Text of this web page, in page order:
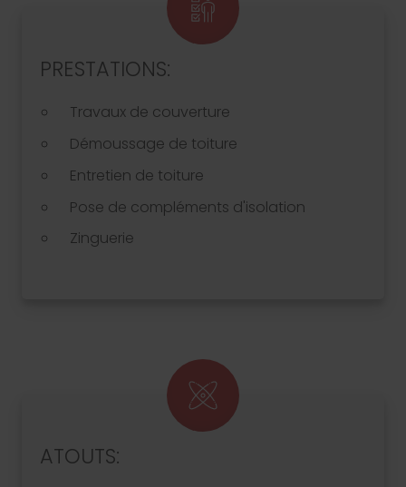
PRESTATIONS:
Travaux de couverture
Démoussage de toiture
Entretien de toiture
Pose de compléments d'isolation
Zinguerie
ATOUTS: